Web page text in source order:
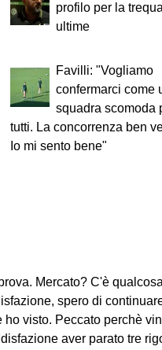
profilo per la
ultime
Favilli: "Vogliamo
confermarci come
squadra scomoda
tutti. La concorrenza ben
Io mi sento bene"
con il Catania, ma faremo altro anche in
di continuare così. I tifosi saranno un
aiuta a vincere. Piazza super, ci sono tante
tre rigori su quattro. Siamo pronti per la